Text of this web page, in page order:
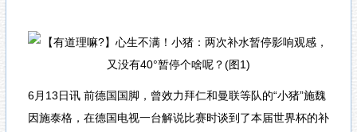
6月13日讯 前德国国脚，曾效力拜仁和曼联等队的“小猪”施魏
因施泰格，在德国电视一台解说比赛时谈到了本届世界杯的补